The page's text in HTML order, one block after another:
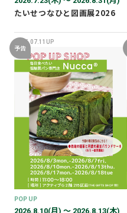
たいせつなひと図画展2026
2026.07.11UP
予告
POP UP
2026.8.10(月) 〜 2026.8.13(木)